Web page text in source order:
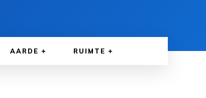
AARDE RUIMTE